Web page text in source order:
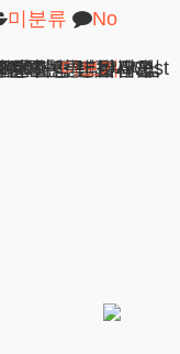
미분류
No
다. 오늘 제가 여러분께 설명드릴 내용은 이혼더보기
란
학